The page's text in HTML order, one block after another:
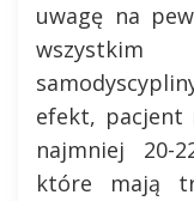
uwagę na
efekt, pacjent
najmniej 20-
które mają